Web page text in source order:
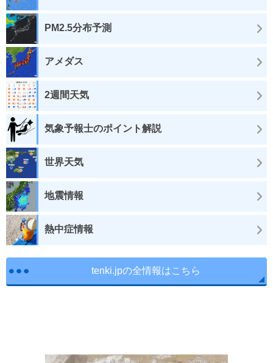
PM2.5分布予測
アメダス
2週間天気
気象予報士のポイント解説
世界天気
地震情報
熱中症情報
tenki.jpの全情報はこちら